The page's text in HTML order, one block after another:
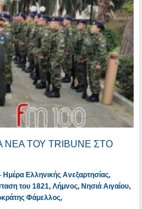
ΝΕΑ ΤΟΥ TRIBUNE ΣΤΟ
Ημέρα Ελληνικής Ανεξαρτησίας,
του 1821, Λήμνος, Νησιά Αιγαίου,
Φάμελλος,